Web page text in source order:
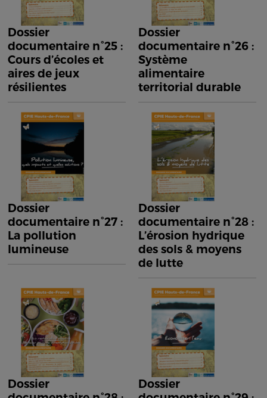
Dossier
documentaire n°25 :
Cours d’écoles et
aires de jeux
résilientes
Dossier
documentaire n°26 :
Système
alimentaire
territorial durable
Dossier
documentaire n°27 :
La pollution
lumineuse
Dossier
documentaire n°28 :
L’érosion hydrique
des sols & moyens
de lutte
Dossier
Dossier